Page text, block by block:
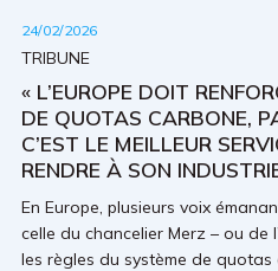
24/02/2026
TRIBUNE
« L’EUROPE DOIT
DE QUOTAS CARBONE,
C’EST LE MEILLEUR
RENDRE À SON
En Europe, plusieurs voix
celle du chancelier Merz – ou de
les règles du système de quotas